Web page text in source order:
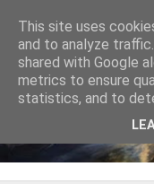
This site uses
and to analyze
shared with Google
metrics to ensure
statistics, and to